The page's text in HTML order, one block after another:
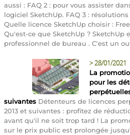
aussi : FAQ 2 : pour vous assister
logiciel SketchUp. FAQ 3 :
Quelle licence SketchUp choisir :
Qu'est-ce que SketchUp ? SketchUp
professionnel de bureau . C'est un
>28/01/2021
La
pour les
suivantes Détenteurs de licences
2013 et suivantes : profitez de
avant qu'il ne soit trop tard ! La
sur le prix public est prolongée